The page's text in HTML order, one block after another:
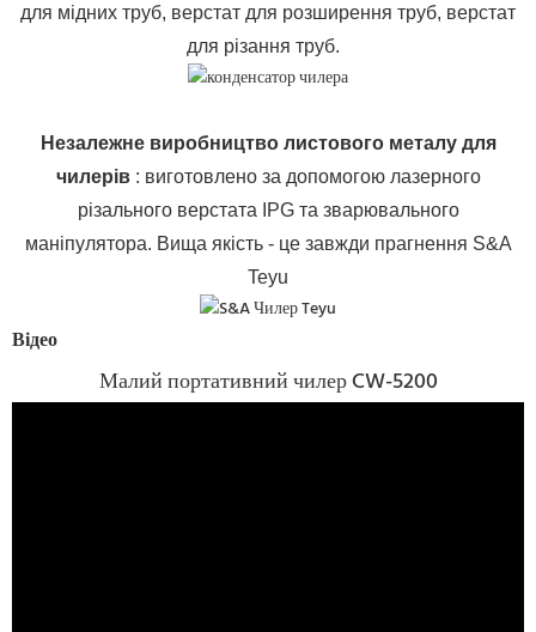
для мідних труб, верстат для розширення труб, верстат
для різання труб.
Незалежне виробництво листового металу для
чилерів: виготовлено за допомогою лазерного
різального верстата IPG та зварювального
маніпулятора. Вища якість - це завжди прагнення S&A
Teyu
Відео
Малий портативний чилер CW-5200